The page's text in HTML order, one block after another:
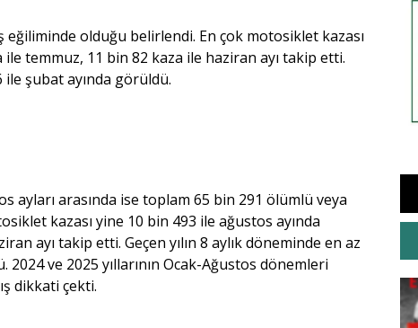
eğiliminde olduğu belirlendi. En çok motosiklet kazası
temmuz, 11 bin 82 kaza ile haziran ayı takip etti.
ile şubat ayında görüldü.
ayları arasında ise toplam 65 bin 291 ölümlü veya
kazası yine 10 bin 493 ile ağustos ayında
ayı takip etti. Geçen yılın 8 aylık döneminde en az
ve 2025 yıllarının Ocak-Ağustos dönemleri
dikkati çekti.